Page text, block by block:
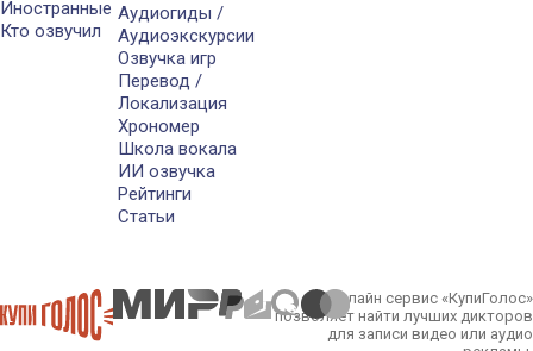
Иностранные
Кто озвучил
Аудиогиды /
Аудиоэкскурсии
Озвучка игр
Перевод /
Локализация
Хрономер
Школа вокала
ИИ озвучка
Рейтинги
Статьи
Онлайн сервис «КупиГолос»
позволяет найти лучших дикторов
для записи видео или аудио